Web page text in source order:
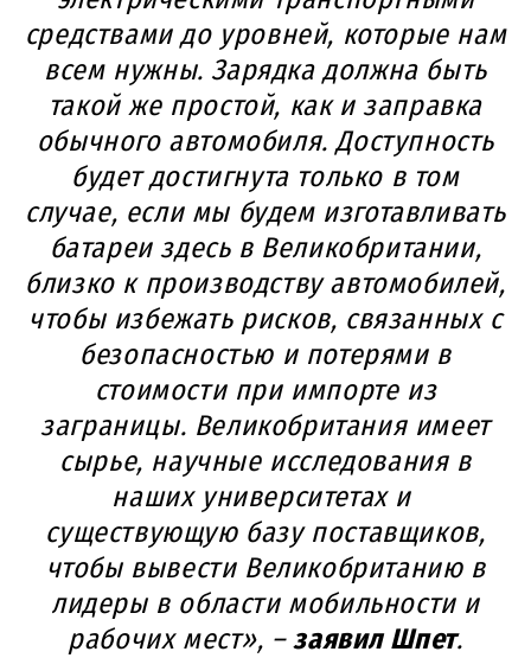
средствами до уровней, которые нам
всем нужны. Зарядка должна быть
такой же простой, как и заправка
обычного автомобиля. Доступность
будет достигнута только в том
случае, если мы будем изготавливать
батареи здесь в Великобритании,
близко к производству автомобилей,
чтобы избежать рисков, связанных с
безопасностью и потерями в
стоимости при импорте из
заграницы. Великобритания имеет
сырье, научные исследования в
наших университетах и ​​
существующую базу поставщиков,
чтобы вывести Великобританию в
лидеры в области мобильности и
рабочих мест», –заявил Шпет.